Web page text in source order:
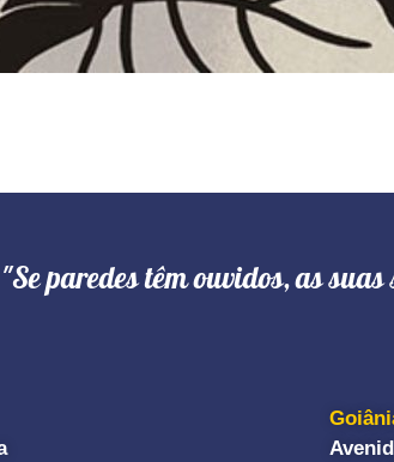
"Se paredes têm ouvidos, as